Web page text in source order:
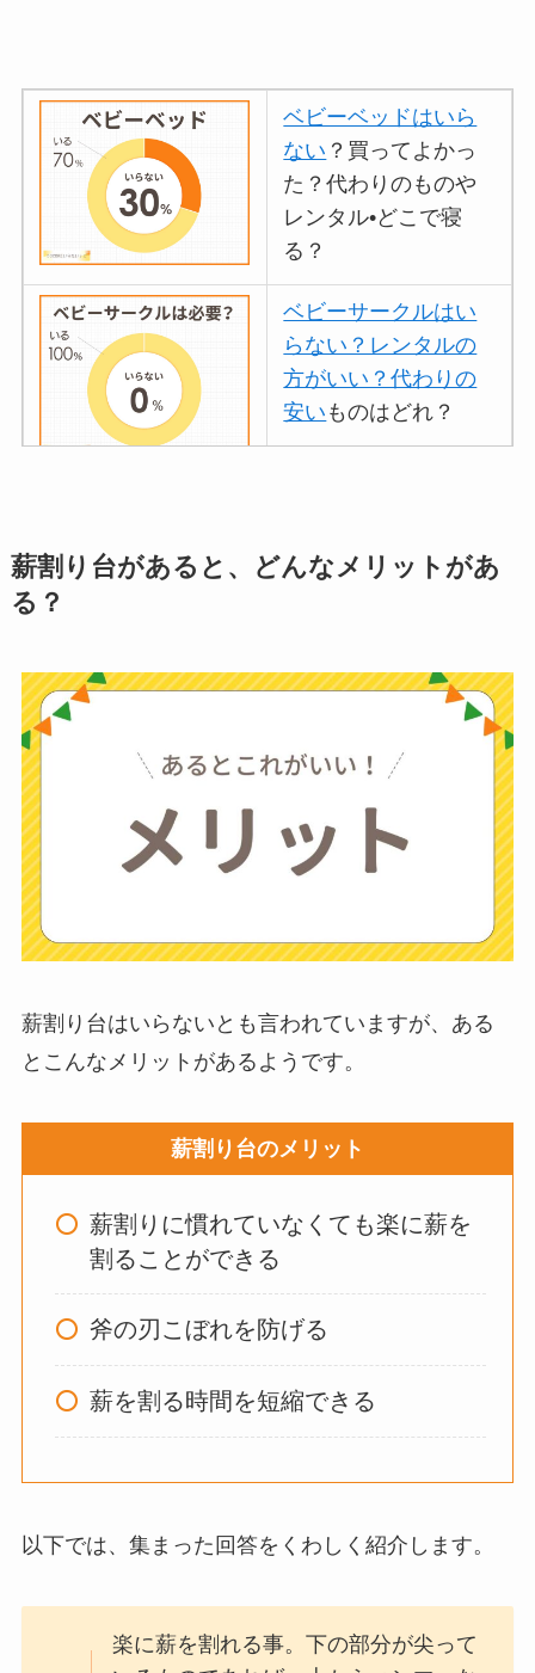
ベビーベッドはいら
ない ？買ってよかっ
た？代わりのものや
レンタル•どこで寝
る？
ベビーサークルはい
らない？レンタルの
方がいい？代わりの
安い ものはどれ？
代用やおすすめは？
ストライダーはいら
ちがいい？買った人
を聞いてみた
った？代用は布団乾
い？どうしてる？代
わりのものは何がい
はいらない？飽きる
ってよかった？
オイルポットはいる
は？代用品やおすす
みた
薪割り台があると、どんなメリットがあ
る？
薪割り台はいらないとも言われていますが、ある
とこんなメリットがあるようです。
薪割り台のメリット
薪割りに慣れていなくても楽に薪を
割ることができる
斧の刃こぼれを防げる
薪を割る時間を短縮できる
以下では、集まった回答をくわしく紹介します。
楽に薪を割れる事。下の部分が尖って